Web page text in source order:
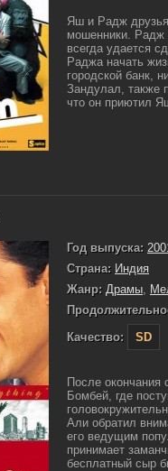
Яш и Радж друзья
мошенники. Радж
всегда удается
Раджа начать
городской банк,
Зандулал, также
что он приютил
Год выпуска:
Страна: Индия
Жанр: Драмы
Качество:
SD
После окончания
Бомбей, где
Али обратил
его ведущим
принимает
бесплатный сыр